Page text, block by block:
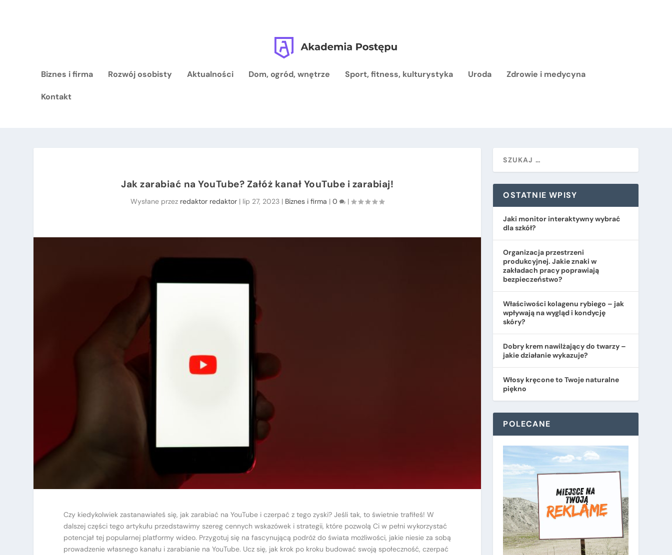
Biznes i firma Rozwój osobisty Aktualności Dom, ogród, wnętrze Sport, fitness, kulturystyka Uroda Zdrowie i medycyna
Kontakt
Jak zarabiać na YouTube? Załóż kanał YouTube i zarabiaj!
Wysłane przez redaktor redaktor | lip 27, 2023 | Biznes i firma |0 |
Czy kiedykolwiek zastanawiałeś się, jak zarabiać na YouTube i czerpać z tego zyski? Jeśli tak, to świetnie trafiłeś! W
dalszej części tego artykułu przedstawimy szereg cennych wskazówek i strategii, które pozwolą Ci w pełni wykorzystać
potencjał tej popularnej platformy wideo. Przygotuj się na fascynującą podróż do świata możliwości, jakie niesie za sobą
prowadzenie własnego kanału i zarabianie na YouTube. Ucz się, jak krok po kroku budować swoją społeczność, czerpać
OSTATNIE WPISY
Jaki monitor interaktywny wybrać
dla szkół?
Organizacja przestrzeni
produkcyjnej. Jakie znaki w
zakładach pracy poprawiają
bezpieczeństwo?
​Właściwości kolagenu rybiego – jak
wpływają na wygląd i kondycję
skóry?
Dobry krem nawilżający do twarzy –
jakie działanie wykazuje?
Włosy kręcone to Twoje naturalne
piękno
POLECANE